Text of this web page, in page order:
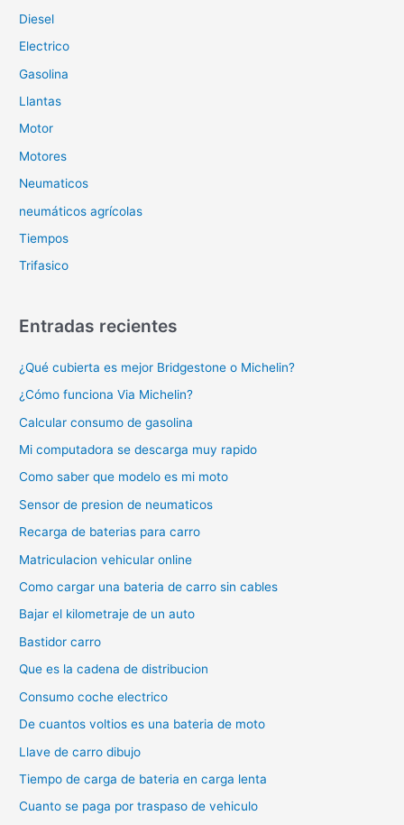
Diesel
Electrico
Gasolina
Llantas
Motor
Motores
Neumaticos
neumáticos agrícolas
Tiempos
Trifasico
Entradas recientes
¿Qué cubierta es mejor Bridgestone o Michelin?
¿Cómo funciona Via Michelin?
Calcular consumo de gasolina
Mi computadora se descarga muy rapido
Como saber que modelo es mi moto
Sensor de presion de neumaticos
Recarga de baterias para carro
Matriculacion vehicular online
Como cargar una bateria de carro sin cables
Bajar el kilometraje de un auto
Bastidor carro
Que es la cadena de distribucion
Consumo coche electrico
De cuantos voltios es una bateria de moto
Llave de carro dibujo
Tiempo de carga de bateria en carga lenta
Cuanto se paga por traspaso de vehiculo